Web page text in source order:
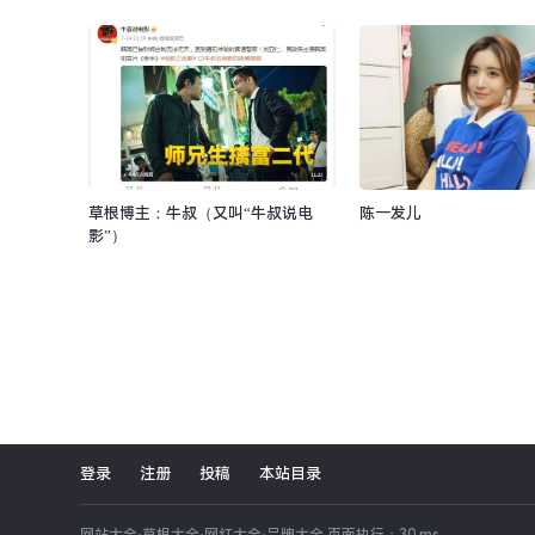
草根博主：牛叔（又叫“牛叔说电
影”）
陈一发儿
登录 注册 投稿 本站目录